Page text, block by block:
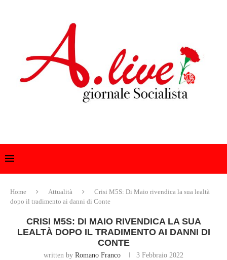
Home Attualità
Crisi M5S: Di Maio rivendica la sua lealtà
dopo il tradimento ai danni di Conte
CRISI M5S: DI MAIO RIVENDICA LA SUA
LEALTÀ DOPO IL TRADIMENTO AI DANNI DI
CONTE
written by Romano Franco 3 Febbraio 2022